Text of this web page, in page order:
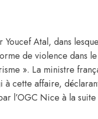
Youcef Atal, dans
de violence dans
». La ministre
cette affaire,
l’OGC Nice à la